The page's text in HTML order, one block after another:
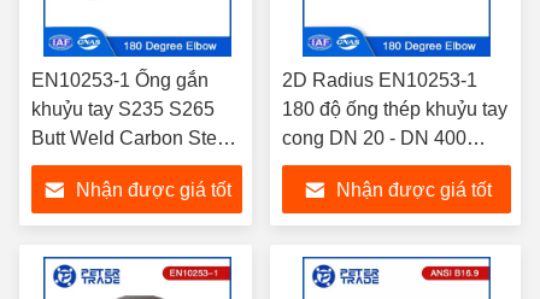
EN10253-1 Ống gắn
khuỷu tay S235 S265
Butt Weld Carbon Steel
5D 180 độ
Nhận được giá tốt
2D Radius EN10253-1
180 độ ống thép khuỷu tay
cong DN 20 - DN 400
SCH10-XXS
Nhận được giá tốt